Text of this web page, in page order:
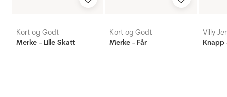
Kort og Godt
Merke - Lille Skatt
Kort og Godt
Merke - Får
Villy
Knapp